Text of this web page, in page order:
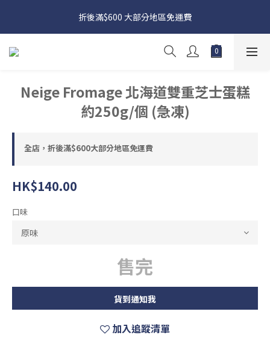
日本接近假期，貨源較不穩定；如想在 8 月 11 日至 8 月 15 日收
貨，請務必於 8 月 10 日前落單
折後滿$600 大部分地區免運費
日本接近假期，貨源較不穩定；如想在 8 月 11 日至 8 月 15 日收
貨，請務必於 8 月 10 日前落單
Neige Fromage 北海道雙重芝士蛋糕
約250g/個 (急凍)
全店，折後滿$600大部分地區免運費
HK$140.00
口味
售完
貨到通知我
加入追蹤清單